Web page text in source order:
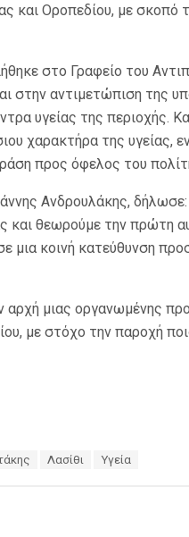
και Οροπεδίου, με
στο Γραφείο του
στην αντιμετώπιση της
υγείας της περιοχής.
χαρακτήρα της υγείας,
προς όφελος του
Ανδρουλάκης,
και θεωρούμε την πρώτη
μια κοινή κατεύθυνση
μιας οργανωμένης
με στόχο την παροχή
Λασίθι Υγεία